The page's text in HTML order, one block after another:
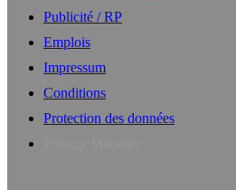
Publicité / RP
Emplois
Impressum
Conditions
Protection des données